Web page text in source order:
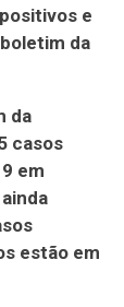
e
da
da
casos
em
estão em